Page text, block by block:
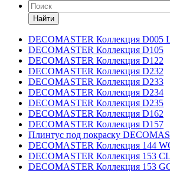
Найти
DECOMASTER Коллекция D005
DECOMASTER Коллекция D105
DECOMASTER Коллекция D122
DECOMASTER Коллекция D232
DECOMASTER Коллекция D233
DECOMASTER Коллекция D234
DECOMASTER Коллекция D235
DECOMASTER Коллекция D162
DECOMASTER Коллекция D157
Плинтус под покраску
DECOMASTER Коллекция 144
DECOMASTER Коллекция 153
DECOMASTER Коллекция 153